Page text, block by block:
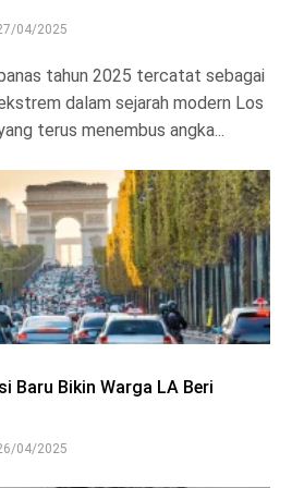
04/2025
tahun 2025 tercatat sebagai
dalam sejarah modern Los
terus menembus angka...
Baru Bikin Warga LA Beri
04/2025